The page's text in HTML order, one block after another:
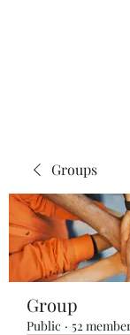
Groups
Group
Public · 52